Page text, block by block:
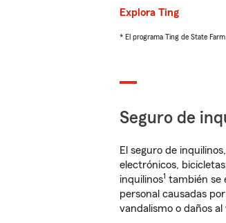
Explora Ting
* El programa Ting de State
Seguro de
El seguro de
electrónicos,
inquilinos1 también se
personal causadas
vandalismo o daños al